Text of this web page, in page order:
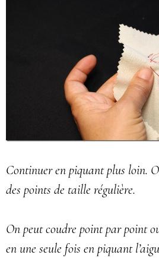
Continuer en piquant plus loin.
des points de taille régulière.
On peut coudre point par point
en une seule fois en piquant